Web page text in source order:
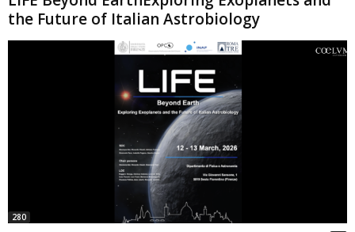
the Future of Italian Astrobiology
280